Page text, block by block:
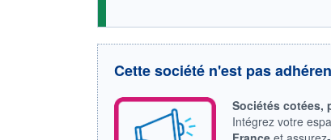
Cette société n'est pas
Sociétés cotées,
Intégrez votre